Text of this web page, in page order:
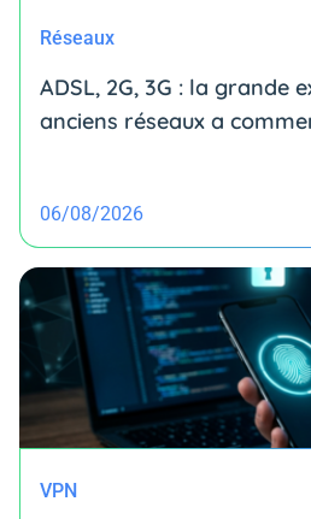
Réseaux
ADSL, 2G, 3G : la grande
anciens réseaux a
06/08/2026
VPN